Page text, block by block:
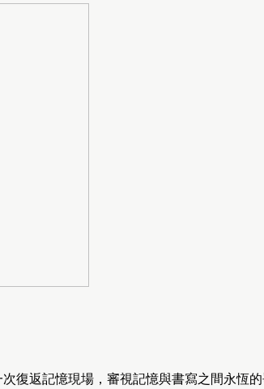
復返記憶現場，審視記憶與書寫之間永恆